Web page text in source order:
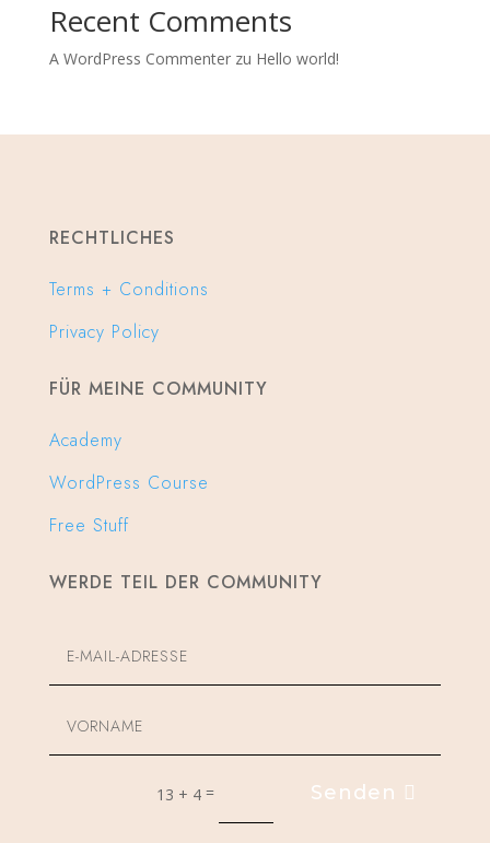
Recent Comments
A WordPress Commenterzu Hello world!
RECHTLICHES
Terms + Conditions
Privacy Policy
FÜR MEINE COMMUNITY
Academy
WordPress Course
Free Stuff
WERDE TEIL DER COMMUNITY
13 + 4= Senden